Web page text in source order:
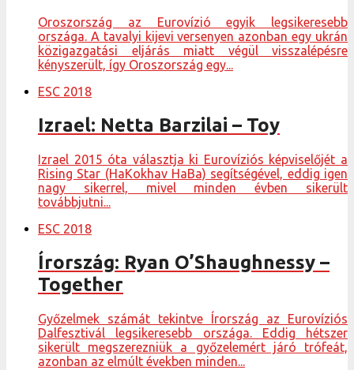
Oroszország az Eurovízió egyik legsikeresebb
országa. A tavalyi kijevi versenyen azonban egy ukrán
közigazgatási eljárás miatt végül visszalépésre
kényszerült, így Oroszország egy...
ESC 2018
Izrael: Netta Barzilai – Toy
Izrael 2015 óta választja ki Eurovíziós képviselőjét a
Rising Star (HaKokhav HaBa) segítségével, eddig igen
nagy sikerrel, mivel minden évben sikerült
továbbjutni...
ESC 2018
Írország: Ryan O’Shaughnessy –
Together
Győzelmek számát tekintve Írország az Eurovíziós
Dalfesztivál legsikeresebb országa. Eddig hétszer
sikerült megszerezniük a győzelemért járó trófeát,
azonban az elmúlt években minden...